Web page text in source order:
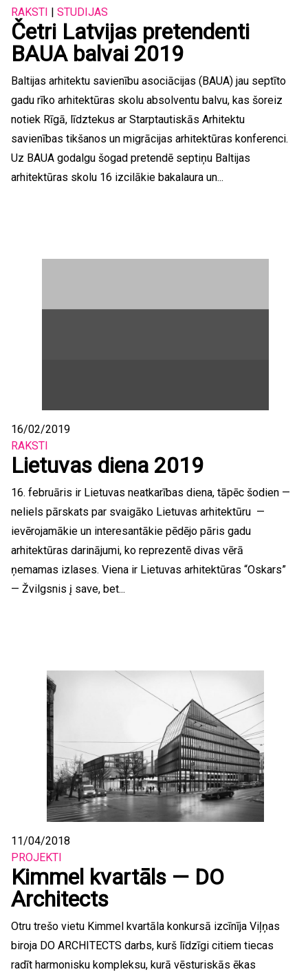
RAKSTI | STUDIJAS
Četri Latvijas pretendenti
BAUA balvai 2019
Baltijas arhitektu savienību asociācijas (BAUA) jau septīto
gadu rīko arhitektūras skolu absolventu balvu, kas šoreiz
notiek Rīgā, līdztekus ar Starptautiskās Arhitektu
savienības tikšanos un migrācijas arhitektūras konferenci.
Uz BAUA godalgu šogad pretendē septiņu Baltijas
arhitektūras skolu 16 izcilākie bakalaura un...
16/02/2019
RAKSTI
Lietuvas diena 2019
16. februāris ir Lietuvas neatkarības diena, tāpēc šodien —
neliels pārskats par svaigāko Lietuvas arhitektūru —
ievērojamākie un interesantākie pēdējo pāris gadu
arhitektūras darinājumi, ko reprezentē divas vērā
ņemamas izlases. Viena ir Lietuvas arhitektūras “Oskars”
— Žvilgsnis į save, bet...
11/04/2018
PROJEKTI
Kimmel kvartāls — DO
Architects
Otru trešo vietu Kimmel kvartāla konkursā izcīnīja Viļņas
biroja DO ARCHITECTS darbs, kurš līdzīgi citiem tiecas
radīt harmonisku kompleksu, kurā vēsturiskās ēkas